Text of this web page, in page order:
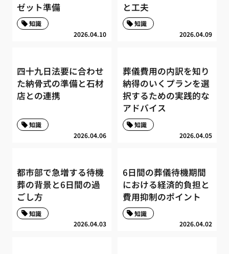
ゼット準備
2026.04.10
知識
と工夫
2026.04.09
知識
四十九日法要に合わせ
た納骨式の準備と石材
店との連携
2026.04.06
知識
葬儀費用の内訳を知り
納得のいくプランを選
択するための実践的な
アドバイス
2026.04.05
知識
都市部で急増する待機
葬の背景と6日間の過
ごし方
2026.04.03
知識
6日間の葬儀待機期間
における経済的負担と
費用抑制のポイント
2026.04.02
知識